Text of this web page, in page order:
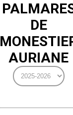
DE
AURIANE